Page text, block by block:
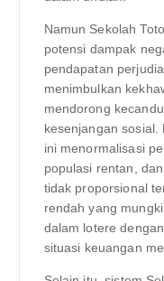
Namun Sekolah
potensi dampak
pendapatan
menimbulkan
mendorong
kesenjangan
ini menormalisasi
populasi rentan,
tidak proporsional
rendah yang
dalam lotere
situasi keuangan